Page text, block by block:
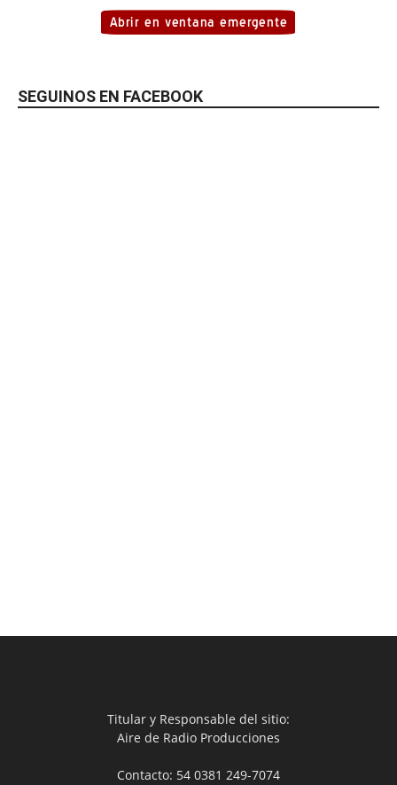
SEGUINOS EN FACEBOOK
Titular y Responsable del sitio:
Aire de Radio Producciones
Contacto: 54 0381 249-7074